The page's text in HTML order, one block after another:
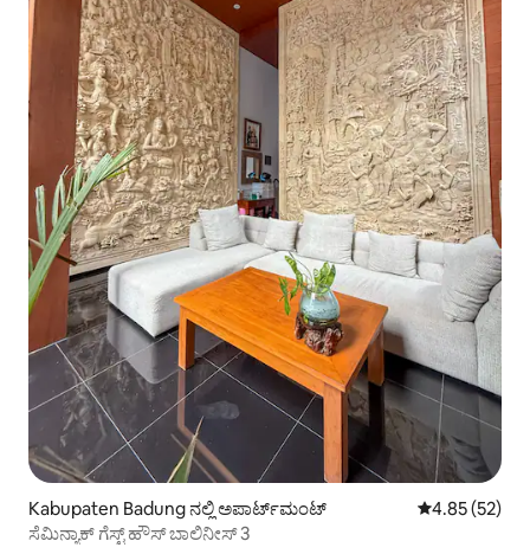
Kabupaten Badung ನಲ್ಲಿ ಅಪಾರ್ಟ್‌ಮಂಟ್ 5 ರಲ್ಲಿ 4.85
4.85 (52)
ಸೆಮಿನ್ಯಾಕ್ ಗೆಸ್ಟ್ ಹೌಸ್ ಬಾಲಿನೀಸ್ 3